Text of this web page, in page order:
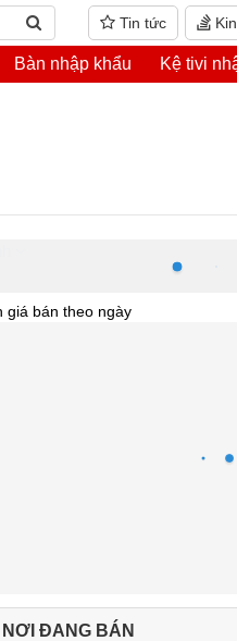
Tin tức
Bàn nhập khẩu Kệ tivi
giá bán theo ngày
ĐANG BÁN